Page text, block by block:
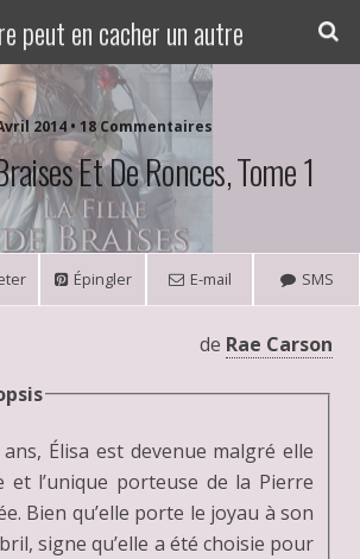
peut en cacher un autre
2014 • 18 Commentaires
Et De Ronces, Tome 1
Épingler E-mail SMS
de Rae Carson
ans, Élisa est devenue malgré elle
et l’unique porteuse de la Pierre
Bien qu’elle porte le joyau à son
signe qu’elle a été choisie pour